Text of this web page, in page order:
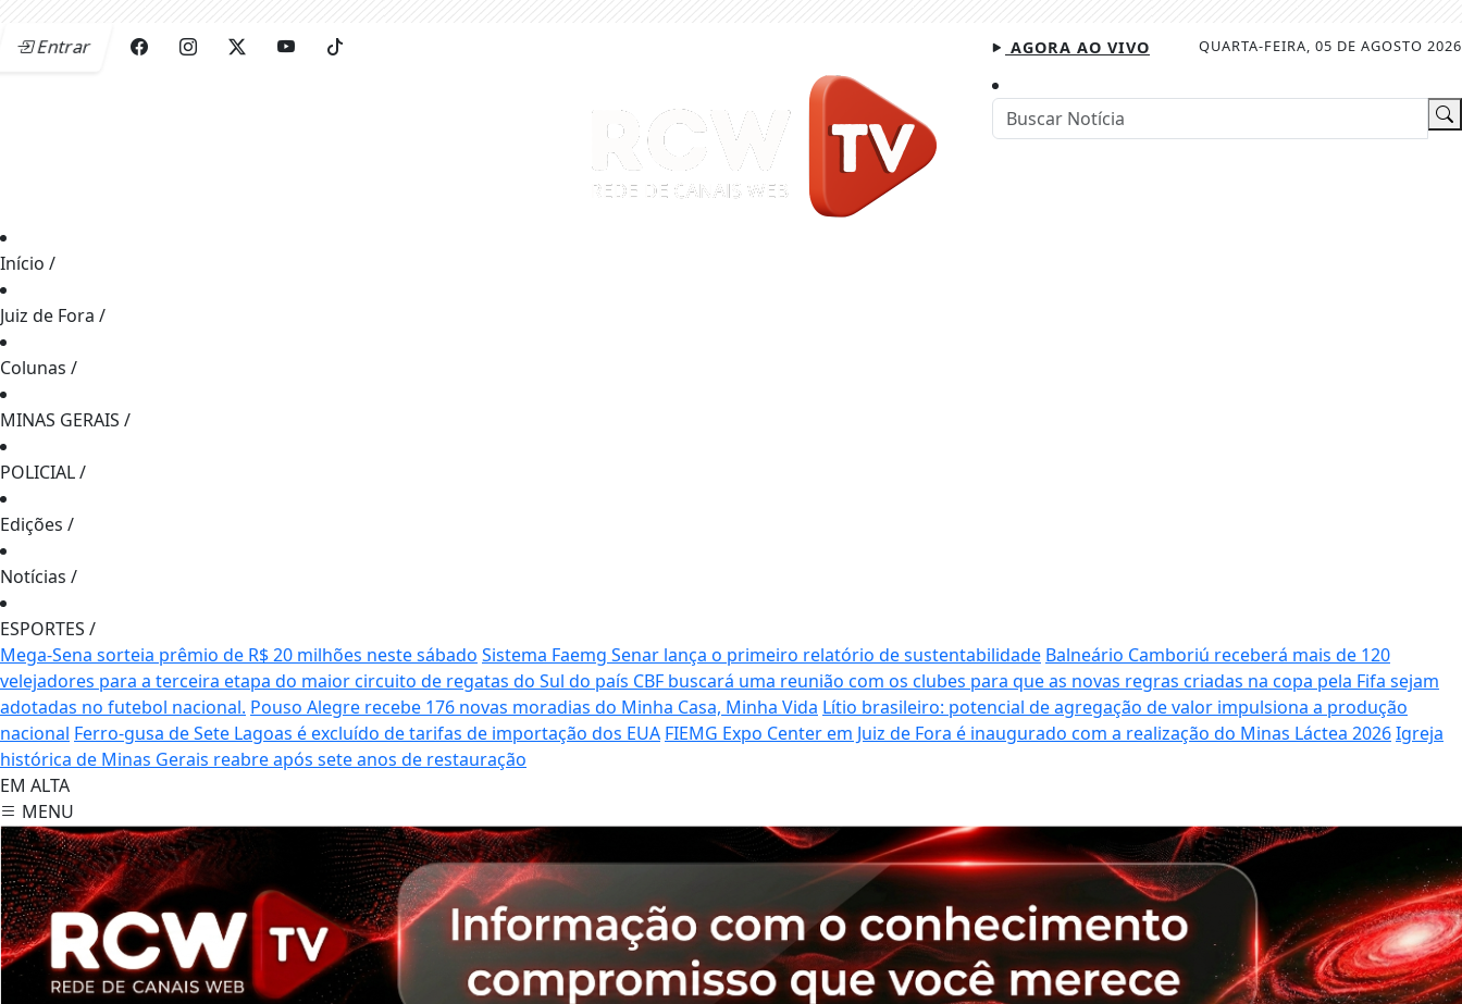
Entrar QUARTA-FEIRA, 05 DE AGOSTO 2026
AGORA AO VIVO
Início /
Juiz de Fora /
Colunas /
MINAS GERAIS /
POLICIAL/
Edições /
Notícias /
ESPORTES /
Mega-Sena sorteia prêmio de R$ 20 milhões neste sábado Sistema Faemg Senar lança o primeiro relatório de sustentabilidade Balneário Camboriú receberá mais de 120
velejadores para a terceira etapa do maior circuito de regatas do Sul do país CBF buscará uma reunião com os clubes para que as novas regras criadas na copa pela Fifa sejam
adotadas no futebol nacional. Pouso Alegre recebe 176 novas moradias do Minha Casa, Minha Vida Lítio brasileiro: potencial de agregação de valor impulsiona a produção
nacional Ferro-gusa de Sete Lagoas é excluído de tarifas de importação dos EUA FIEMG Expo Center em Juiz de Fora é inaugurado com a realização do Minas Láctea 2026Igreja
histórica de Minas Gerais reabre após sete anos de restauração
EM ALTA
MENU